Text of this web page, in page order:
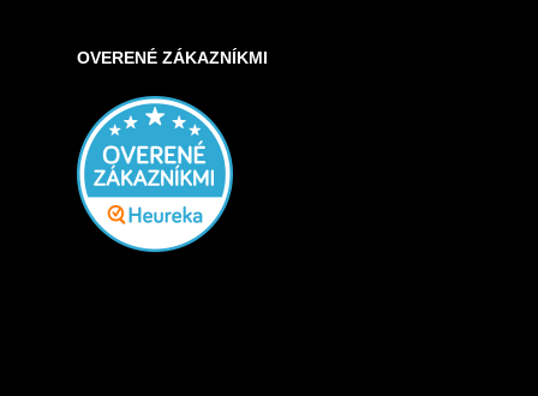
OVERENÉ ZÁKAZNÍKMI